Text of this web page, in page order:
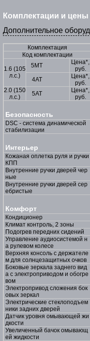
Комплектации и цены
Дополнительное
Комплектация
Код комплектации
1.6 (105
л.с.)
5МТ
Цена*,
руб.
4АТ
Цена*,
руб.
2.0 (150
л.с.)
5AT
Цена*,
руб.
Безопасность
DSC - система динамической
стабилизации
Интерьер
Кожаная оплетка руля и ручки
КПП
Внутренние ручки дверей чер
ные
Внутренние ручки дверей сер
ебристые
Комфорт
Кондиционер
Климат контроль, 2 зоны
Подогрев передних сидений
Управление аудиосистемой н
а рулевом колесе
Верхняя консоль с держателе
м для солнцезащитных очков
Боковые зеркала заднего вид
а с электроприводом и обогре
вом
Электропривод сложения бок
овых зеркал
Электрические стеклоподъем
ники задних дверей
Датчик уровня омывающей жи
дкости
Увеличенный бачок омывающ
ей жидкости